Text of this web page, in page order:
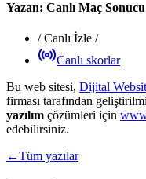
Yazan: Canlı Maç Sonucu
/Canlı İzle /
Canlı skorlar
Bu web sitesi, Dijital
firması tarafından
yazılım çözümleri için
edebilirsiniz.
←Tüm yazılar